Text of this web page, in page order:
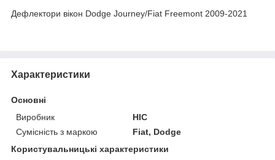
Дефлектори вікон Dodge Journey/Fiat Freemont 2009-2021
Характеристики
Основні
Виробник
HIC
Сумісність з маркою
Fiat, Dodge
Користувальницькі характеристики